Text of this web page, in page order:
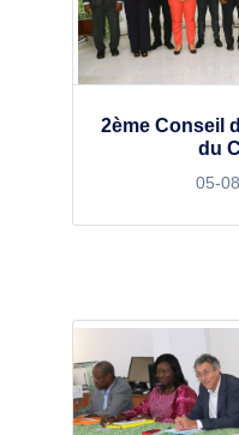
2ème Conseil
du
05-